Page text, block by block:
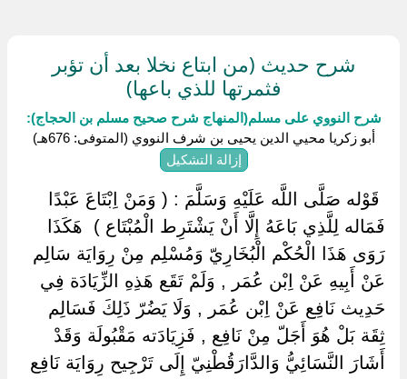
شرح حديث (من ابتاع نخلا بعد أن تؤبر
فثمرتها للذي باعها)
شرح النووي على مسلم(المنهاج شرح صحيح مسلم بن الحجاج):
أبو زكريا محيي الدين يحيى بن شرف النووي (المتوفى: 676هـ)
إزالة التشكيل
‏ ‏قَوْله صَلَّى اللَّه عَلَيْهِ وَسَلَّمَ : ( وَمَنْ اِبْتَاعَ عَبْدًا
فَمَاله لِلَّذِي بَاعَهُ إِلَّا أَنْ يَشْتَرِط الْمُبْتَاع ) ‏ ‏هَكَذَا
رَوَى هَذَا الْحُكْم الْبُخَارِيّ وَمُسْلِم مِنْ رِوَايَة سَالِم
عَنْ أَبِيهِ عَنْ اِبْن عُمَر , وَلَمْ تَقَع هَذِهِ الزِّيَادَة فِي
حَدِيث نَافِع عَنْ اِبْن عُمَر , وَلَا يَضُرّ ذَلِكَ فَسَالِم
ثِقَة بَلْ هُوَ أَجَلّ مِنْ نَافِع , فَزِيَادَته مَقْبُولَة وَقَدْ
أَشَارَ النَّسَائِيُّ وَالدَّارَقُطْنِيّ إِلَى تَرْجِيح رِوَايَة نَافِع